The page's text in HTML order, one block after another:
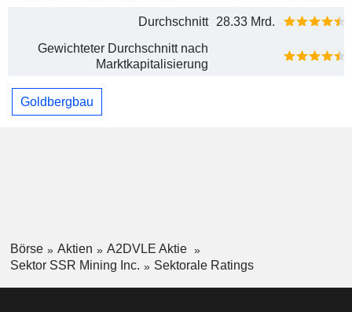
Durchschnitt
28.33 Mrd.
Gewichteter Durchschnitt nach
Marktkapitalisierung
Goldbergbau
Börse Aktien
A2DVLE Aktie
Sektor SSR Mining Inc.
Sektorale Ratings